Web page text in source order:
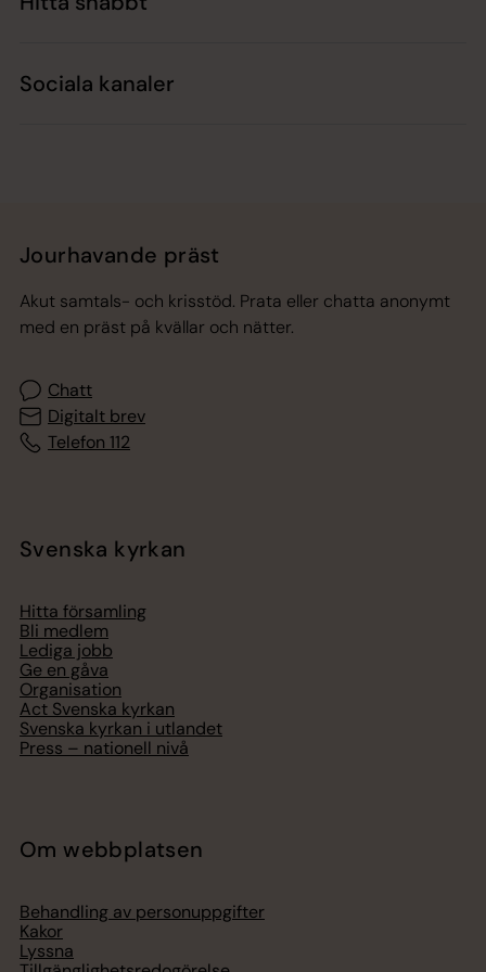
Sociala kanaler
Jourhavande präst
Akut samtals- och krisstöd. Prata eller chatta anonymt
med en präst på kvällar och nätter.
Chatt
Digitalt brev
Telefon 112
Svenska kyrkan
Hitta församling
Bli medlem
Lediga jobb
Ge en gåva
Organisation
Act Svenska kyrkan
Svenska kyrkan i utlandet
Press – nationell nivå
Om webbplatsen
Behandling av personuppgifter
Kakor
Lyssna